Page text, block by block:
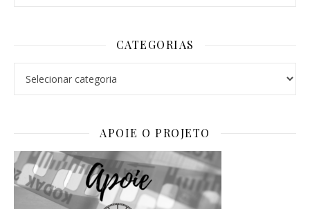
CATEGORIAS
APOIE O PROJETO